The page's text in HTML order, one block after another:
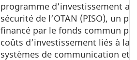
programme d’investissement
sécurité de l’OTAN (PISO), un
financé par le fonds commun
coûts d’investissement liés à la
systèmes de communication et